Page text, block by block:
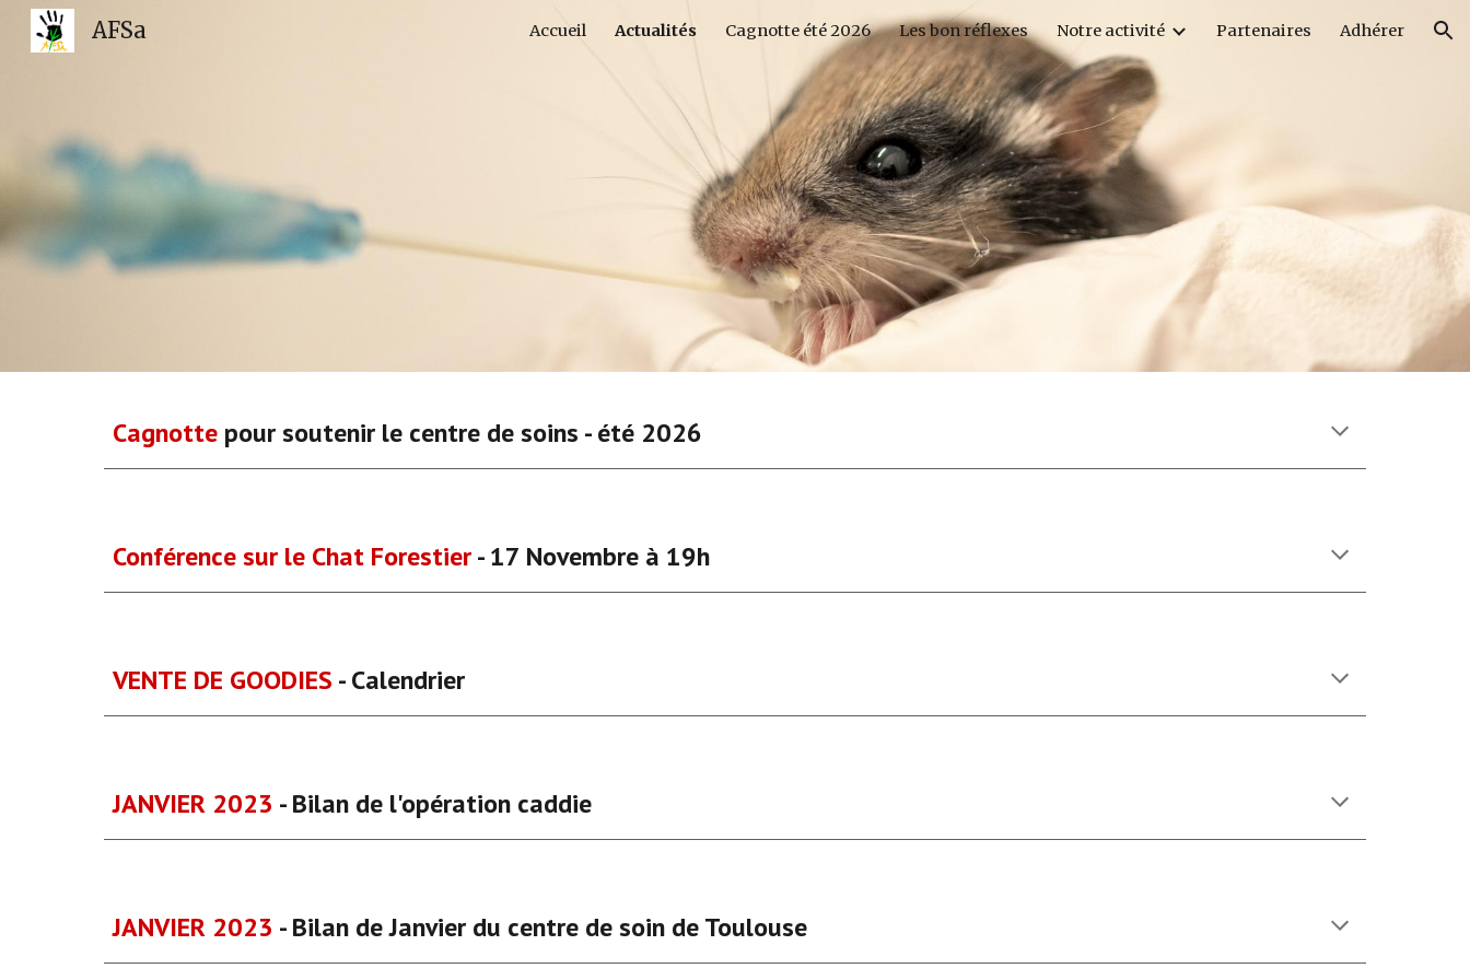
Skip to main content Skip to navigation
AFSa Accueil Actualités Cagnotte été 2026 Les bon réflexes Notre activité Partenaires Adhérer
Cagnottepour soutenir le centre desoins -été 2026
Conférence sur le Chat Forestier- 17 Novembre à 19h
VENTE DE GOODIES - Calendrier
JANVIER 2023 - Bilan de l'opération caddie
JANVIER 2023 - Bilan de Janvier du centre de soin de Toulouse